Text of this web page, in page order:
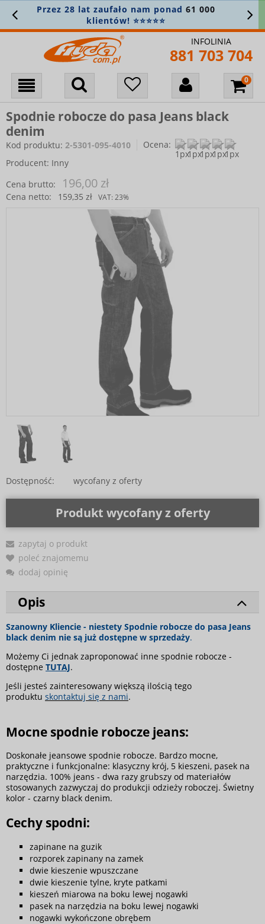
Przez 28 lat zaufało nam ponad 61 000
klientów! ⭐⭐⭐⭐⭐
INFOLINIA
881 703 704
Spodnie robocze do pasa Jeans black
denim
Kod produktu: 2-5301-095-4010
Ocena:
Producent: Inny
Cena brutto:
196,00 zł
Cena netto: 159,35 zł VAT: 23%
Dostępność: wycofany z oferty
Produkt wycofany z oferty
zapytaj o produkt
poleć znajomemu
dodaj opinię
Opis
Szanowny Kliencie - niestety Spodnie robocze do pasa Jeans
black denim nie są już dostępne w sprzedaży.
Możemy Ci jednak zaproponować inne spodnie robocze -
dostępne TUTAJ.
Jeśli jesteś zainteresowany większą ilością tego
produktu skontaktuj się z nami.
Mocne spodnie robocze jeans:
Doskonałe jeansowe spodnie robocze. Bardzo mocne,
praktyczne i funkcjonalne: klasyczny krój, 5 kieszeni, pasek na
narzędzia. 100% jeans - dwa razy grubszy od materiałów
stosowanych zazwyczaj do produkcji odzieży roboczej. Świetny
kolor - czarny black denim.
Cechy spodni:
zapinane na guzik
rozporek zapinany na zamek
dwie kieszenie wpuszczane
dwie kieszenie tylne, kryte patkami
kieszeń miarowa na boku lewej nogawki
pasek na narzędzia na boku lewej nogawki
nogawki wykończone obrębem